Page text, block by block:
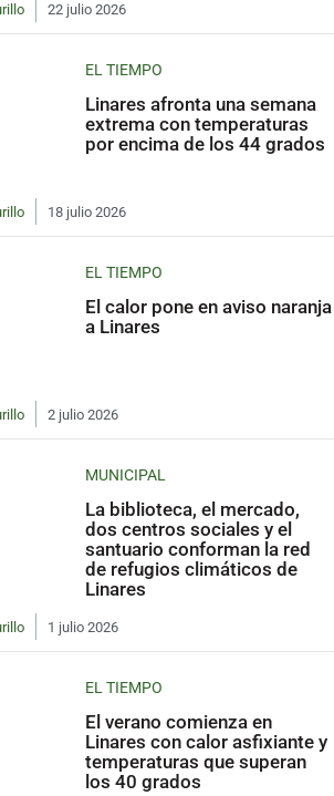
22 julio 2026
EL TIEMPO
Linares afronta una semana
extrema con temperaturas
por encima de los 44 grados
18 julio 2026
EL TIEMPO
El calor pone en aviso naranja
a Linares
2 julio 2026
MUNICIPAL
La biblioteca, el mercado,
dos centros sociales y el
santuario conforman la red
de refugios climáticos de
Linares
1 julio 2026
EL TIEMPO
El verano comienza en
Linares con calor asfixiante y
temperaturas que superan
los 40 grados